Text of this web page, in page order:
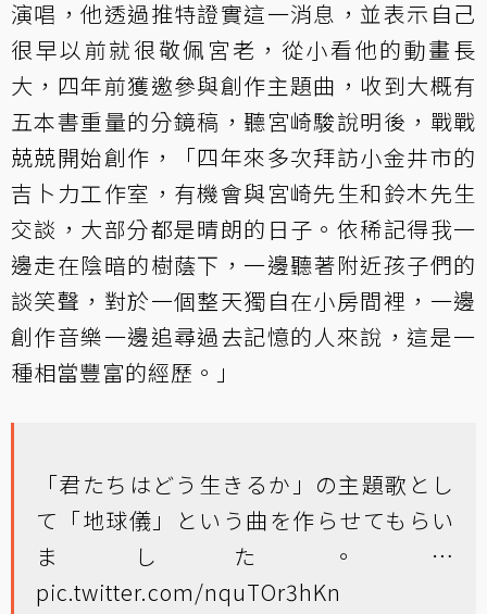
演唱，他透過推特證實這一消息，並表示自己
很早以前就很敬佩宮老，從小看他的動畫長
大，四年前獲邀參與創作主題曲，收到大概有
五本書重量的分鏡稿，聽宮崎駿說明後，戰戰
兢兢開始創作，「四年來多次拜訪小金井市的
吉卜力工作室，有機會與宮崎先生和鈴木先生
交談，大部分都是晴朗的日子。依稀記得我一
邊走在陰暗的樹蔭下，一邊聽著附近孩子們的
談笑聲，對於一個整天獨自在小房間裡，一邊
創作音樂一邊追尋過去記憶的人來說，這是一
種相當豐富的經歷。」
「君たちはどう生きるか」の主題歌とし
て「地球儀」という曲を作らせてもらい
ました。…
pic.twitter.com/nquTOr3hKn